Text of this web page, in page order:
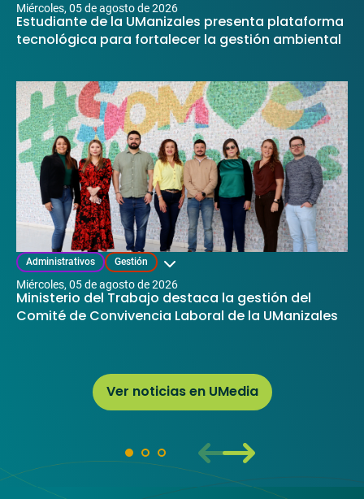
miércoles, 05 de agosto de 2026
Estudiante de la UManizales presenta plataforma
tecnológica para fortalecer la gestión ambiental
Administrativos Gestión Mostrar categorías
miércoles, 05 de agosto de 2026
Ministerio del Trabajo destaca la gestión del
Comité de Convivencia Laboral de la UManizales
Ver noticias en UMedia